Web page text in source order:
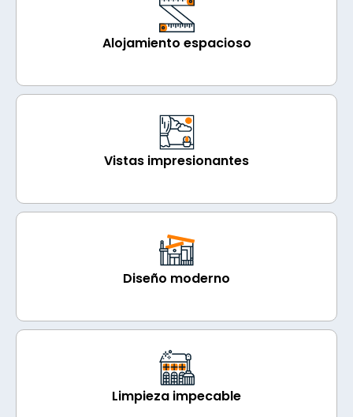
Alojamiento espacioso
Vistas impresionantes
Diseño moderno
Limpieza impecable